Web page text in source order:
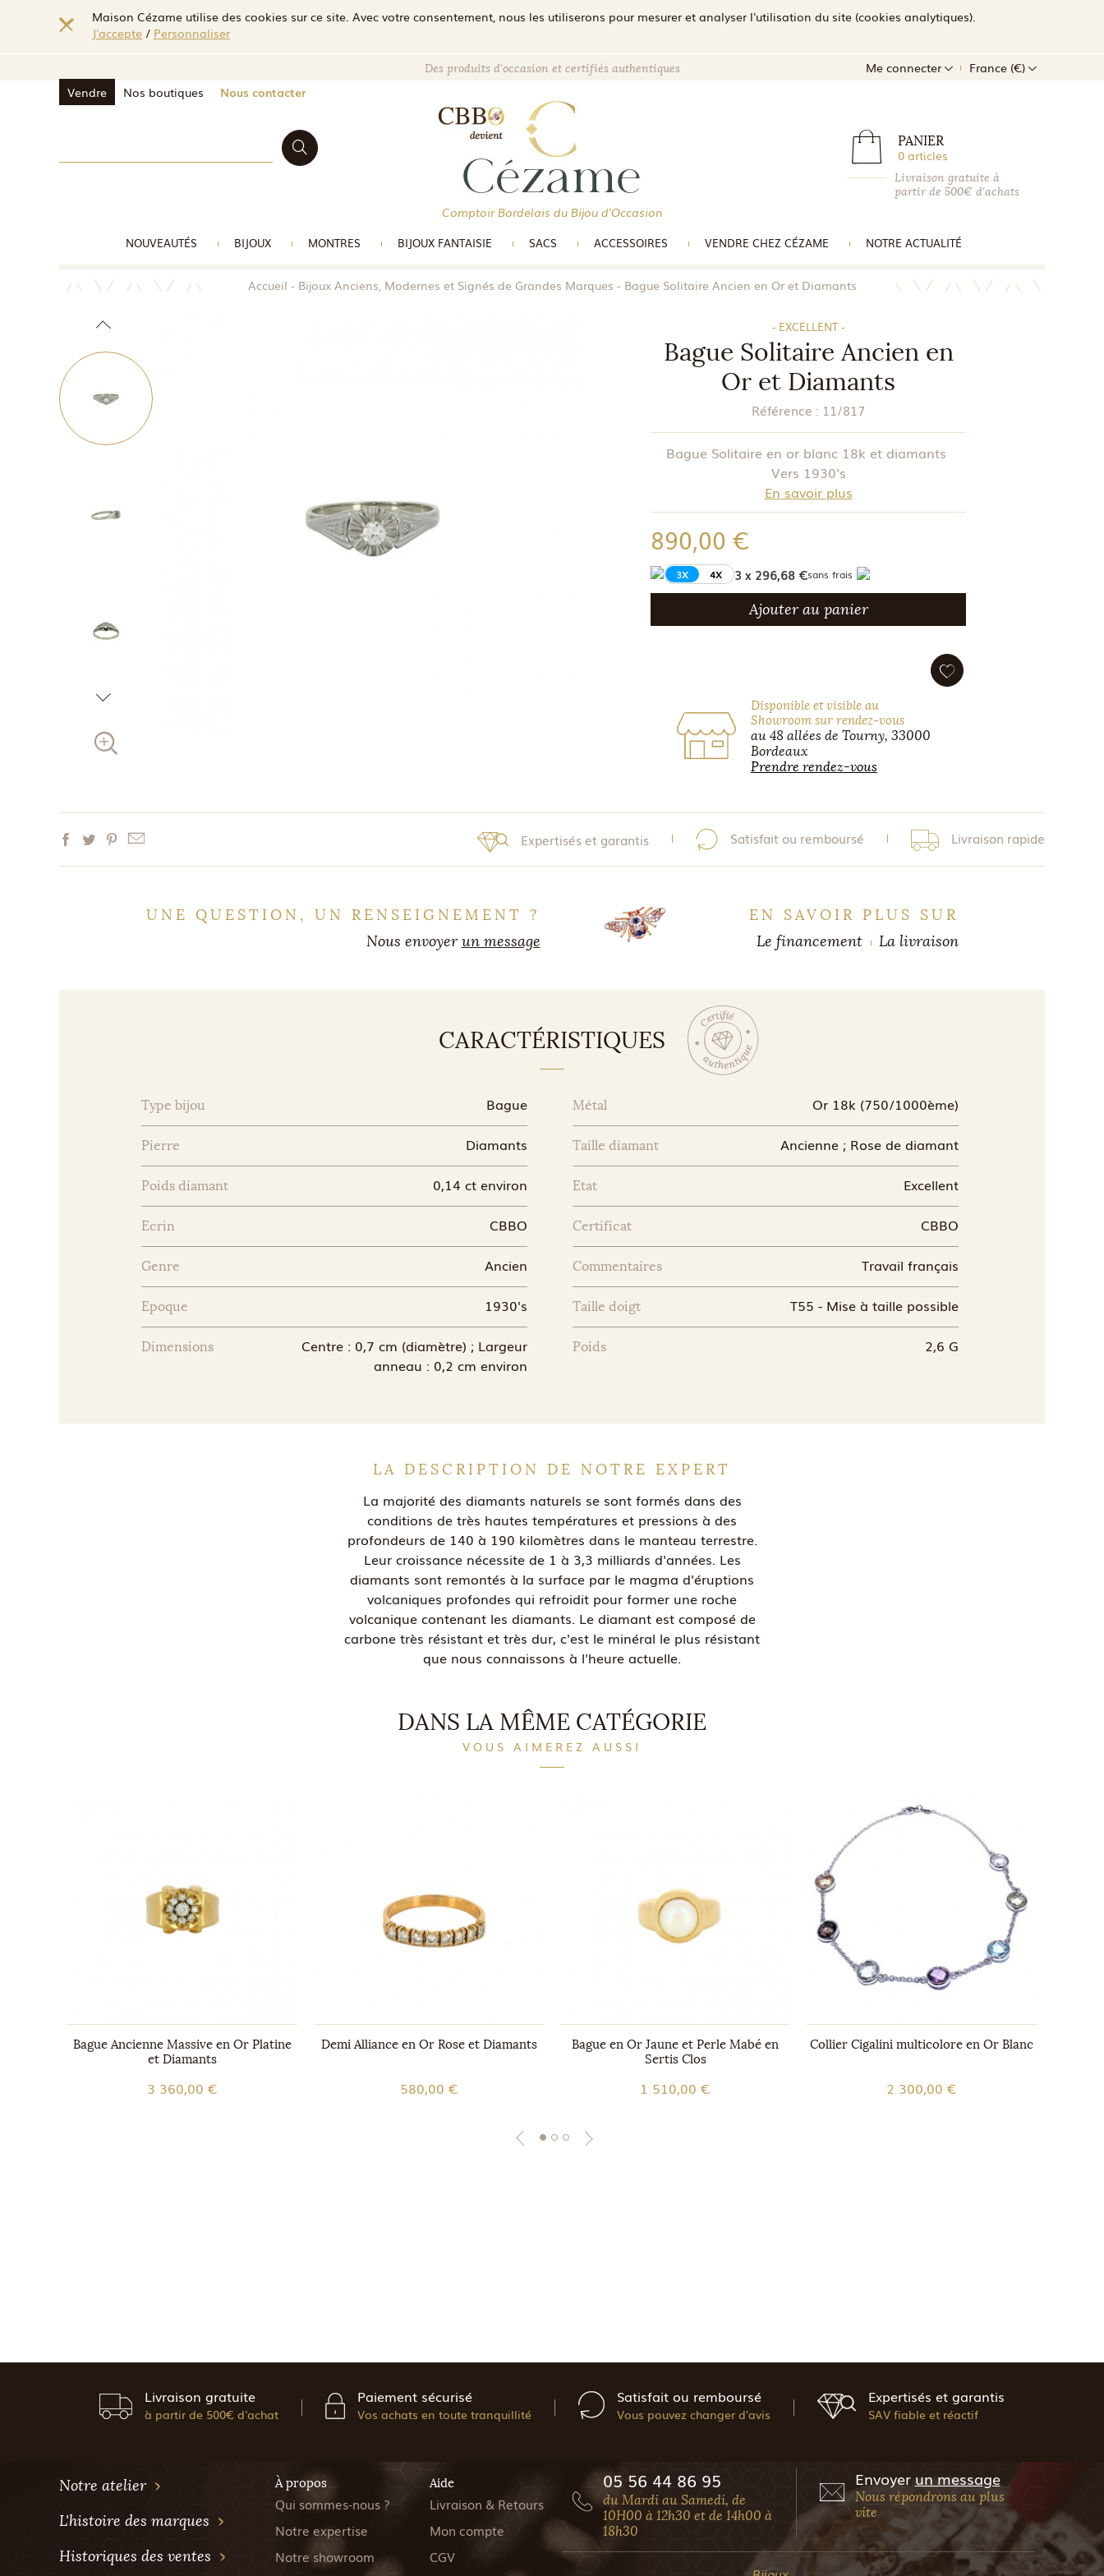
Maison Cézame utilise des cookies sur ce site. Avec votre consentement, nous les utiliserons pour mesurer et analyser l'utilisation du site (cookies analytiques).
J'accepte / Personnaliser
Vendre Nos boutiques Nous contacter
Des produits d'occasion et certifiés authentiques Me connecter France (€)
PANIER
0 articles
Livraison gratuite à
partir de 500€ d'achats
Comptoir Bordelais du Bijou d'Occasion
NOUVEAUTÉS BIJOUX MONTRES BIJOUX FANTAISIE SACS ACCESSOIRES VENDRE CHEZ CÉZAME NOTRE ACTUALITÉ
Accueil Bijoux Anciens, Modernes et Signés de Grandes Marques Bague Solitaire Ancien en Or et Diamants
- EXCELLENT -
Bague Solitaire Ancien en
Or et Diamants
Référence : 11/817
Bague Solitaire en or blanc 18k et diamants
Vers 1930's
En savoir plus
890,00 €
3X 4X 3 x 296,68 €sans frais
Ajouter au panier
Disponible et visible au
Showroom sur rendez-vous
au 48 allées de Tourny, 33000
Bordeaux
Prendre rendez-vous
Expertisés et garantis Satisfait ou remboursé Livraison rapide
UNE QUESTION, UN RENSEIGNEMENT ?
Nous envoyerun message
EN SAVOIR PLUS SUR
Le financement
La livraison
CARACTÉRISTIQUES
Type bijou Bague Métal Or 18k (750/1000ème)
Pierre Diamants Taille diamant Ancienne ; Rose de diamant
Poids diamant 0,14 ct environ Etat Excellent
Ecrin CBBO Certificat CBBO
Genre Ancien Commentaires Travail français
Epoque 1930's Taille doigt T55 - Mise à taille possible
Dimensions
Centre : 0,7 cm (diamètre) ; Largeur
anneau : 0,2 cm environ
Poids 2,6 G
LA DESCRIPTION DE NOTRE EXPERT
La majorité des diamants naturels se sont formés dans des
conditions de très hautes températures et pressions à des
profondeurs de 140 à 190 kilomètres dans le manteau terrestre.
Leur croissance nécessite de 1 à 3,3 milliards d'années. Les
diamants sont remontés à la surface par le magma d'éruptions
volcaniques profondes qui refroidit pour former une roche
volcanique contenant les diamants. Le diamant est composé de
carbone très résistant et très dur, c'est le minéral le plus résistant
que nous connaissons à l'heure actuelle.
DANS LA MÊME CATÉGORIE
VOUS AIMEREZ AUSSI
Bague Ancienne Massive en Or Platine
et Diamants
3 360,00 €
Demi Alliance en Or Rose et Diamants
580,00 €
Bague en Or Jaune et Perle Mabé en
Sertis Clos
1 510,00 €
Collier Cigalini multicolore en Or Blanc
2 300,00 €
Livraison gratuite
à partir de 500€ d'achat
Paiement sécurisé
Vos achats en toute tranquillité
Satisfait ou remboursé
Vous pouvez changer d'avis
Expertisés et garantis
SAV fiable et réactif
Notre atelier
L'histoire des marques
Historiques des ventes
À propos
Qui sommes-nous ?
Notre expertise
Notre showroom
Aide
Livraison & Retours
Mon compte
CGV
05 56 44 86 95
du Mardi au Samedi, de
10H00 à 12h30 et de 14h00 à
18h30
Envoyer un message
Nous répondrons au plus
vite